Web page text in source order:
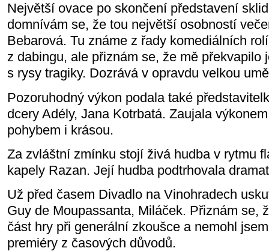
Největší ovace po skončení představení
domnívám se, že tou největší osobností
Bebarová. Tu známe z řady komediálních
z dabingu, ale přiznám se, že mě překvapilo
s rysy tragiky. Dozrává v opravdu velkou
Pozoruhodný výkon podala také
dcery Adély, Jana Kotrbatá. Zaujala
pohybem i krásou.
Za zvláštní zmínku stojí živá hudba v rytmu
kapely Razan. Její hudba podtrhovala
Už před časem Divadlo na Vinohradech
Guy de Moupassanta, Miláček. Přiznám se,
část hry při generální zkoušce a nemohl
premiéry z časových důvodů.